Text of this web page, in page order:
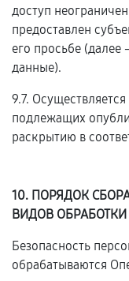
доступ
предоставлен
его просьбе
данные).
9.7.
подлежащих
раскрытию в
10. ПОРЯДОК
ВИДОВ
Безопасность
обрабатываются